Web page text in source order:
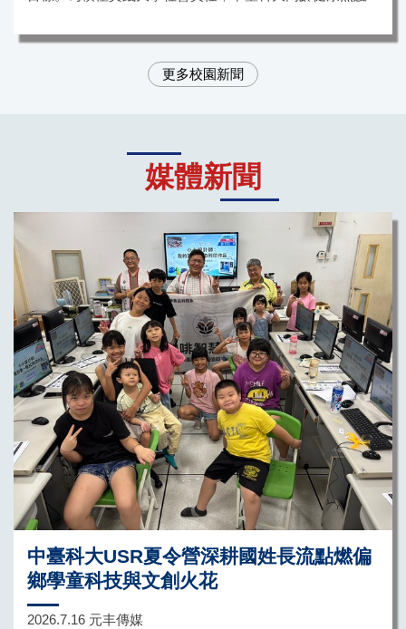
更多校園新聞
媒體新聞
中臺科大USR夏令營深耕國姓長流點燃偏
鄉學童科技與文創火花
2026.7.16 元丰傳媒